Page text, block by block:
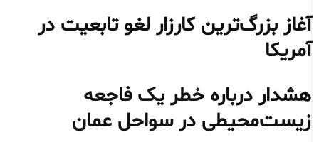
آغاز بزرگ‌ترین کارزار لغو تابعیت در
آمریکا
هشدار درباره خطر یک فاجعه
زیست‌محیطی در سواحل عمان